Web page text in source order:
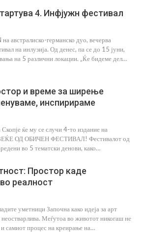
4. Инфјужн фестивал
австралиско-германско дуо, вечерва
на инлузија. Од денес, па се до 15 јуни,
на 5 различни локации. „Ќе бидеме дел…
и време за ширење
инспирираме
ќе му се случи 4-то издание на
ОД ОБИЧЕН ФЕСТИВАЛ! Фестивалот од
во 5 тематски денови, како…
Простор каде
реалност
уметници Започна како идеја за арт
Меѓутоа во животот никогаш не
самиот процес на креирање на…